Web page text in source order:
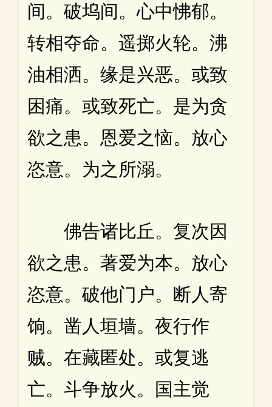
间。破坞间。心中怫郁。
转相夺命。遥掷火轮。沸
油相洒。缘是兴恶。或致
困痛。或致死亡。是为贪
欲之患。恩爱之恼。放心
恣意。为之所溺。
佛告诸比丘。复次因
欲之患。著爱为本。放心
恣意。破他门户。断人寄
饷。凿人垣墙。夜行作
贼。在藏匿处。或复逃
亡。斗争放火。国主觉